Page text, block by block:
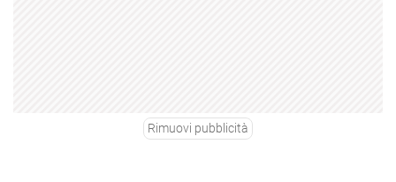
Rimuovi pubblicità